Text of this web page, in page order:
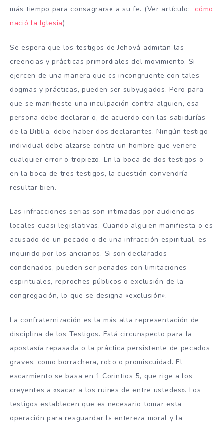
más tiempo para consagrarse a su fe. (Ver artículo: cómo
nació la Iglesia)
Se espera que los testigos de Jehová admitan las
creencias y prácticas primordiales del movimiento. Si
ejercen de una manera que es incongruente con tales
dogmas y prácticas, pueden ser subyugados. Pero para
que se manifieste una inculpación contra alguien, esa
persona debe declarar o, de acuerdo con las sabidurías
de la Biblia, debe haber dos declarantes. Ningún testigo
individual debe alzarse contra un hombre que venere
cualquier error o tropiezo. En la boca de dos testigos o
en la boca de tres testigos, la cuestión convendría
resultar bien.
Las infracciones serias son intimadas por audiencias
locales cuasi legislativas. Cuando alguien manifiesta o es
acusado de un pecado o de una infracción espiritual, es
inquirido por los ancianos. Si son declarados
condenados, pueden ser penados con limitaciones
espirituales, reproches públicos o exclusión de la
congregación, lo que se designa «exclusión».
La confraternización es la más alta representación de
disciplina de los Testigos. Está circunspecto para la
apostasía repasada o la práctica persistente de pecados
graves, como borrachera, robo o promiscuidad. El
escarmiento se basa en 1 Corintios 5, que rige a los
creyentes a «sacar a los ruines de entre ustedes». Los
testigos establecen que es necesario tomar esta
operación para resguardar la entereza moral y la